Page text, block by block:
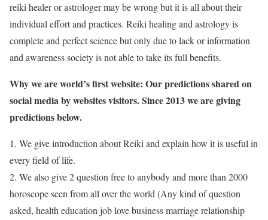
reiki healer or astrologer may be wrong but it is all about their
individual effort and practices. Reiki healing and astrology is
complete and perfect science but only due to lack or information
and awareness society is not able to take its full benefits.
Why we are world’s first website: Our predictions shared on
social media by websites visitors. Since 2013 we are giving
predictions below.
1. We give introduction about Reiki and explain how it is useful in
every field of life.
2. We also give 2 question free to anybody and more than 2000
horoscope seen from all over the world (Any kind of question
asked, health education job love business marriage relationship